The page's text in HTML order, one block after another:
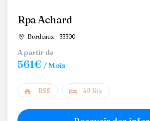
Rpa Achard
Bordeaux - 33300
A partir de
561€ / Mois
RSS 49 lits